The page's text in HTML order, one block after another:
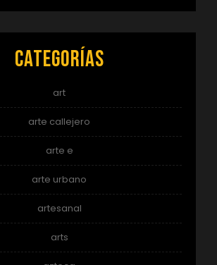
Categorías
art
arte callejero
arte e
arte urbano
artesanal
arts